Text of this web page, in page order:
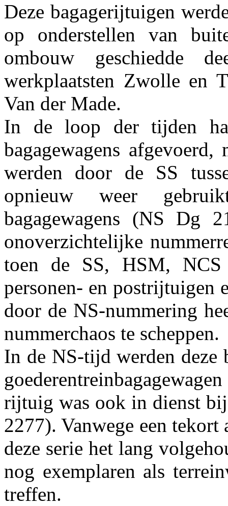
Deze bagagerijtuigen
op onderstellen van
ombouw geschiedde
werkplaatsten Zwolle en
Van der Made.
In de loop der tijden
bagagewagens
werden door de SS
opnieuw weer
bagagewagens (NS Dg
onoverzichtelijke
toen de SS, HSM,
personen- en postrijtuigen
door de NS-nummering
nummerchaos te scheppen.
In de NS-tijd werden deze
rijtuig was ook in dienst
2277). Vanwege een
deze serie het lang
nog exemplaren als
treffen.